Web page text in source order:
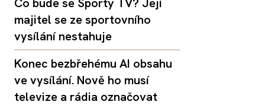
majitel se ze sportovního
vysílání nestahuje
Konec bezbřehému AI obsahu
ve vysílání. Nově ho musí
televize a rádia označovat